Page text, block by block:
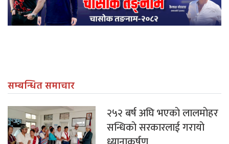
सम्बन्धित समाचार
२५२ बर्ष अघि भएकाे लालमाेहर
सन्धिकाे सरकारलाई गरायाे